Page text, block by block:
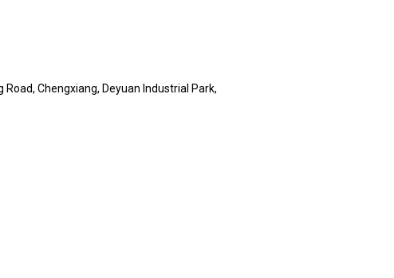
Road, Chengxiang, Deyuan Industrial Park,